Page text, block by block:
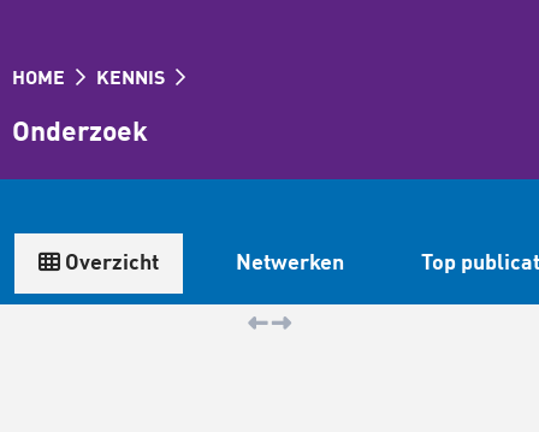
HOME KENNIS
Onderzoek
Overzicht Netwerken Top